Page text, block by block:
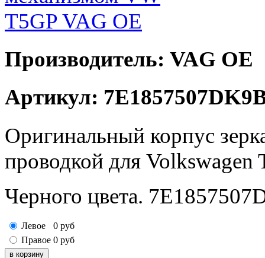
Производитель: VAG OE
Артикул:
Оригинальный корпус
проводкой для Volkswagen
Черного цвета.
Левое 0 руб
Правое 0 руб